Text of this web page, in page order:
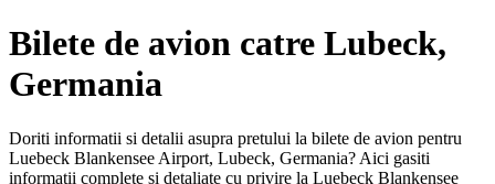
Bilete de avion catre Lubeck,
Germania
Doriti informatii si detalii asupra pretului la bilete de avion pentru
Luebeck Blankensee Airport, Lubeck, Germania? Aici gasiti
informatii complete si detaliate cu privire la Luebeck Blankensee